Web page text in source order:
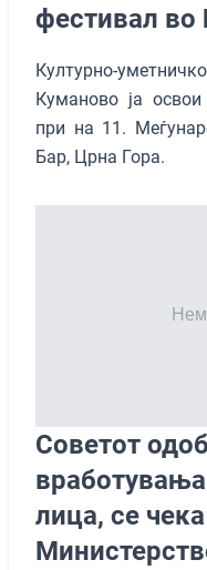
фестивал во
Културно-
Куманово ја
при на 11.
Бар, Црна Гора.
Советот
лица, се